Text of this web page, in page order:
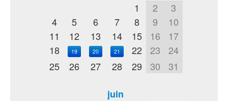
1
2
3
4
5 6 7 8 9
10
11
12 13 14 15 16
17
18
19 20 21 22 23
24
25
26 27 28 29 30 31
juin